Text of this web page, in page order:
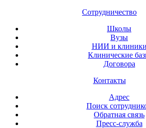
Сотрудничество
Школы
Вузы
НИИ и клиники
Клинические
Договора
Контакты
Адрес
Поиск
Обратная связь
Пресс-служба